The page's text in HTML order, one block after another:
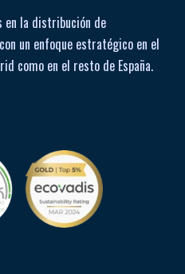
180° para colocar o retirar al
que reparten el esfuerzo de
en entornos domésticos como
de cama a WC, silla o sillón.
en la distribución de
un enfoque estratégico en el
como en el resto de España.